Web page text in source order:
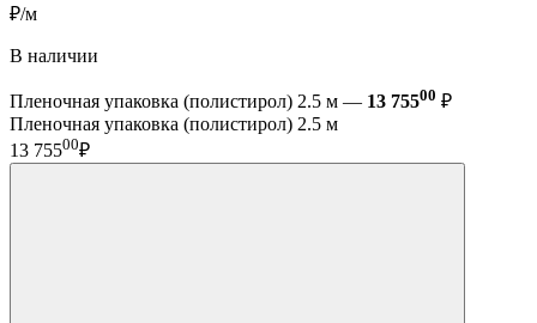
₽/м
В наличии
Пленочная упаковка (полистирол) 2.5 м — 13 75500 ₽
Пленочная упаковка (полистирол) 2.5 м
13 75500₽